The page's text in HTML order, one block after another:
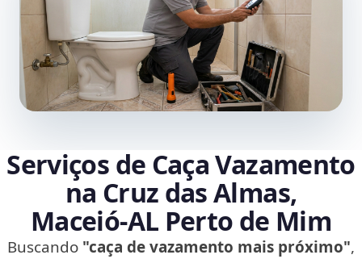
Serviços de Caça Vazamento
na Cruz das Almas,
Maceió‑AL Perto de Mim
Buscando "caça de vazamento mais próximo",